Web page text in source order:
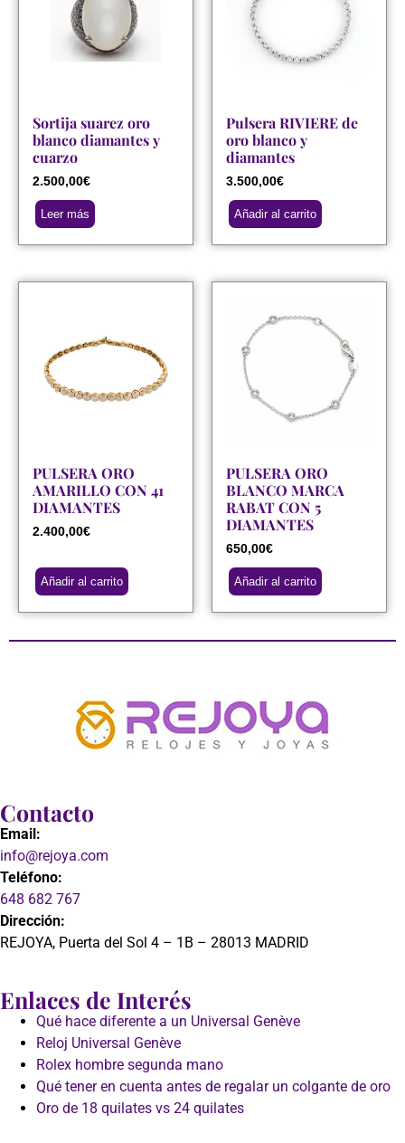
Sortija suarez oro
blanco diamantes y
cuarzo
2.500,00€
Leer más
Pulsera RIVIERE de
oro blanco y
diamantes
3.500,00€
Añadir al carrito
PULSERA ORO
AMARILLO CON 41
DIAMANTES
2.400,00€
Añadir al carrito
PULSERA ORO
BLANCO MARCA
RABAT CON 5
DIAMANTES
650,00€
Añadir al carrito
Contacto
Email:
info@rejoya.com
Teléfono:
648 682 767
Dirección:
REJOYA, Puerta del Sol 4 – 1B – 28013 MADRID
Enlaces de Interés
Qué hace diferente a un Universal Genève
Reloj Universal Genève
Rolex hombre segunda mano
Qué tener en cuenta antes de regalar un colgante de oro
Oro de 18 quilates vs 24 quilates